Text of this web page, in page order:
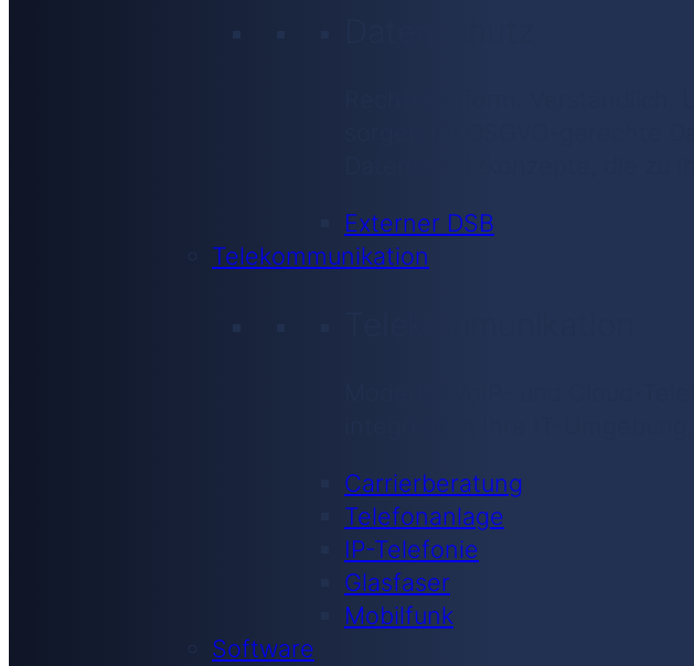
Rechtskonform.
Externer DSB
Telekommunikation
Carrierberatung
Telefonanlage
IP-Telefonie
Glasfaser
Mobilfunk
Software